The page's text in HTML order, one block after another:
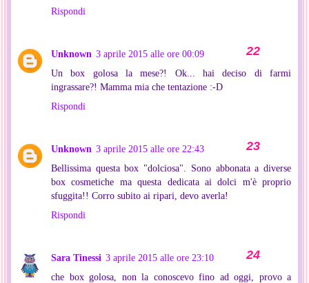
Rispondi
Unknown 3 aprile 2015 alle ore 00:09
Un box golosa la mese?! Ok... hai deciso di farmi
ingrassare?! Mamma mia che tentazione :-D
Rispondi
Unknown 3 aprile 2015 alle ore 22:43
Bellissima questa box "dolciosa". Sono abbonata a diverse
box cosmetiche ma questa dedicata ai dolci m'è proprio
sfuggita!! Corro subito ai ripari, devo averla!
Rispondi
Sara Tinessi 3 aprile 2015 alle ore 23:10
che box golosa, non la conoscevo fino ad oggi, provo a